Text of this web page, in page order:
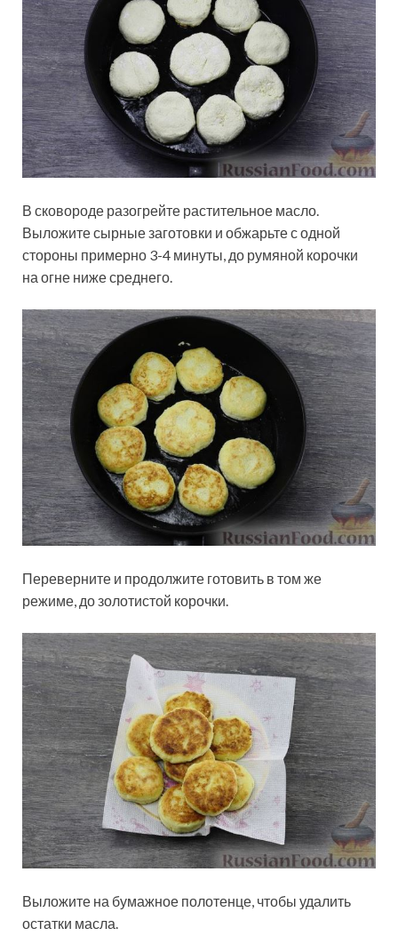
В сковороде разогрейте растительное масло.
Выложите сырные заготовки и обжарьте с одной
стороны примерно 3-4 минуты, до румяной корочки
на огне ниже среднего.
Переверните и продолжите готовить в том же
режиме, до золотистой корочки.
Выложите на бумажное полотенце, чтобы удалить
остатки масла.